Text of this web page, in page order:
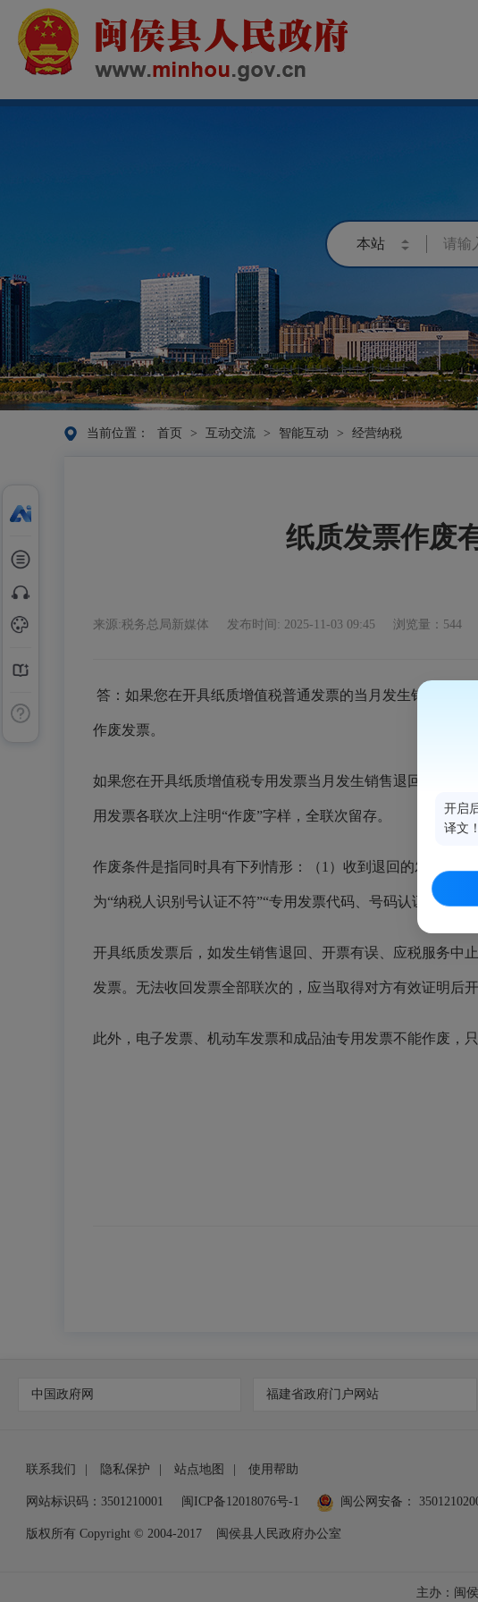
当前位置： 首页 > 互动交流 > 智能互动 > 经营纳税
纸质发票作废
来源:税务总局新媒体 发布时间: 2025-11-03 09:45 浏览量：544
答： 如果您在开具纸质增值税普通发票的当月发生销售退回
作废发票。
如果您在开具纸质增值税专用发票当月发生销售退回、开票
用发票各联次上注明“作废”字样，全联次留存。
作废条件是指同时具有下列情形：（1）收到退回的发票联
为“纳税人识别号认证不符”“专用发票代码、号码认证不符”。
开具纸质发票后，如发生销售退回、开票有误、应税服务中
发票。无法收回发票全部联次的，应当取得对方有效证明后开
此外，电子发票、机动车发票和成品油专用发票不能作废，
中国政府网 福建省政府门户网站
联系我们 隐私保护 站点地图 使用帮助
网站标识码：3501210001 闽ICP备12018076号-1 闽公网安备：
版权所有 Copyright © 2004-2017 闽侯县人民政府办公室
主办：闽
开启
译文！